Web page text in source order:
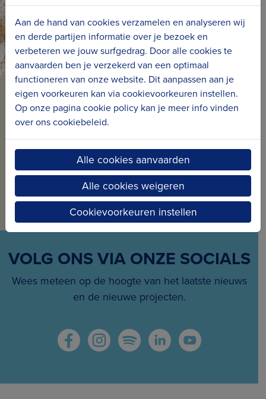
BLIJF OP DE HOOGTE VAN
ONS NIEUWS
Schrijf je in voor onze nieuwsbrief en ontvang
maandelijks nieuws en projecten in jouw mailbox.
Inschrijven voor de nieuwsbrief
VOLG ONS VIA ONZE SOCIALS
Wees meteen op de hoogte van het laatste nieuws
en de nieuwe projecten.
Aan de hand van cookies verzamelen en analyseren wij
en derde partijen informatie over je bezoek en
verbeteren we jouw surfgedrag. Door alle cookies te
aanvaarden ben je verzekerd van een optimaal
functioneren van onze website. Dit aanpassen aan je
eigen voorkeuren kan via cookievoorkeuren instellen.
Op onze pagina cookie policy kan je meer info vinden
over ons cookiebeleid.
Alle cookies aanvaarden
Alle cookies weigeren
Cookievoorkeuren instellen